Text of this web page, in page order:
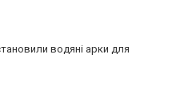
водяні арки для